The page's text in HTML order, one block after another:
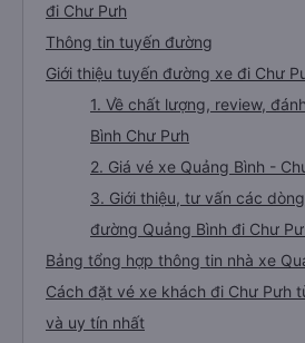
đi Chư Pưh
Thông tin tuyến đường
Giới thiệu tuyến đường xe đi Chư
1. Về chất lượng, review,
Bình Chư Pưh
2. Giá vé xe Quảng Bình -
3. Giới thiệu, tư vấn các
đường Quảng Bình đi Chư
Bảng tổng hợp thông tin nhà xe
Cách đặt vé xe khách đi Chư Pưh
và uy tín nhất